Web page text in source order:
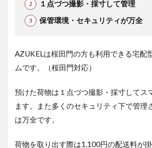
１点づつ撮影・採寸して管理
保管環境・セキュリティが万全
AZUKELは桜田門の方も利用できる宅配
ムです。（桜田門対応）
預けた荷物は１点づつ撮影・採寸してス
ます。また多くのセキュリティ下で管理
は万全です。
荷物を取り出す際は1,100円の配送料が